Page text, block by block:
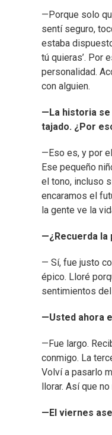
—Porque solo
sentí seguro,
estaba
tú quieras’. Por
personalidad.
con alguien.
—La historia se
tajado. ¿Por
—Eso es, y por
Ese pequeño
el tono, incluso
encaramos el
la gente ve la
—¿Recuerda la
— Sí, fue justo
épico. Lloré
sentimientos
—Usted ahora
—Fue largo.
conmigo. La
Volví a pasarlo
llorar. Así que
—El viernes